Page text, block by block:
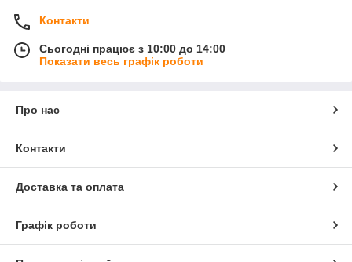
Контакти
Сьогодні працює з 10:00 до 14:00
Показати весь графік роботи
Про нас
Контакти
Доставка та оплата
Графік роботи